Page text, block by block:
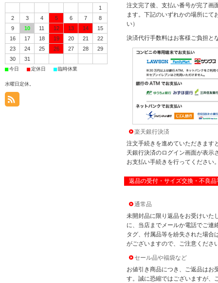
注文完了後、支払い番号が完了画
ます。下記のいずれかの場所にて
い）
決済代行手数料はお客様ご負担と
楽天銀行決済
注文手続きを進めていただきます
天銀行決済のログイン画面が表示
お支払い手続きを行ってください
返品の受付・サイズ交換・不良
通常品
未開封品に限り返品をお受けいた
に、当店までメールか電話でご連
タグ、付属品等を紛失された場合
がございますので、ご注意くださ
セール品や福袋など
お値引き商品につき、ご返品はお
す。誠に恐縮ではございますが、
1
2
3 4 5 6 7
8
9
10 11 12 13 14
15
16
17 18 19 20 21
22
23
24 25 26 27 28
29
30
31
■今日 ■定休日 ■臨時休業
水曜日定休。